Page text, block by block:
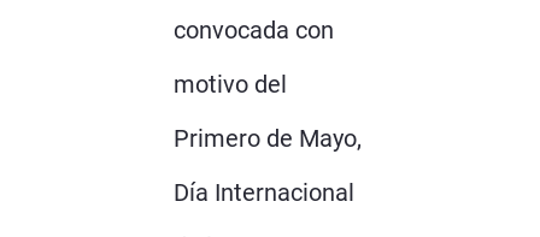
convocada con
motivo del
Primero de Mayo,
Día Internacional